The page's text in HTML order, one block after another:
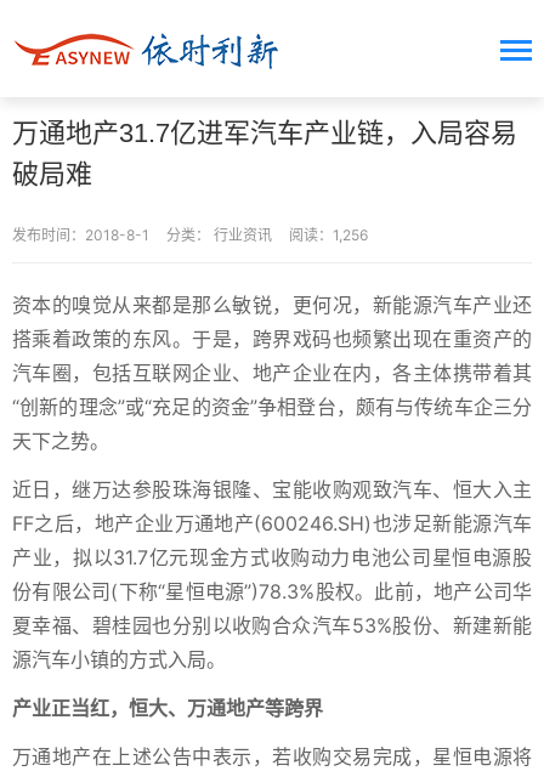
万通地产31.7亿进军汽车产业链，入局容易
破局难
发布时间：2018-8-1 分类： 行业资讯 阅读：1,256
资本的嗅觉从来都是那么敏锐，更何况，新能源汽车产业还
搭乘着政策的东风。于是，跨界戏码也频繁出现在重资产的
汽车圈，包括互联网企业、地产企业在内，各主体携带着其
“创新的理念”或“充足的资金”争相登台，颇有与传统车企三分
天下之势。
近日，继万达参股珠海银隆、宝能收购观致汽车、恒大入主
FF之后，地产企业万通地产(600246.SH)也涉足新能源汽车
产业，拟以31.7亿元现金方式收购动力电池公司星恒电源股
份有限公司(下称“星恒电源”)78.3%股权。此前，地产公司华
夏幸福、碧桂园也分别以收购合众汽车53%股份、新建新能
源汽车小镇的方式入局。
产业正当红，恒大、万通地产等跨界
万通地产在上述公告中表示，若收购交易完成，星恒电源将